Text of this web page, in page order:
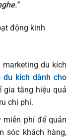
động kinh
du kích
du kích dành cho
gia tăng hiệu quả
chi phí.
miễn phí để quản
sóc khách hàng,